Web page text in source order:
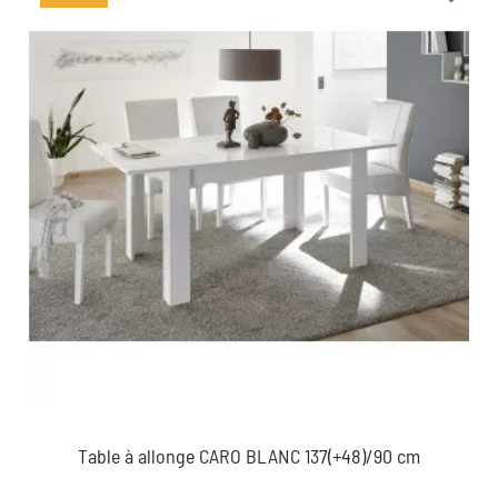
Table à allonge CARO BLANC 137(+48)/90 cm